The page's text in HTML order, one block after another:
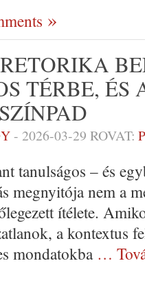
TÉRBE, ÉS
- 2026-03-29 ROVAT:
tanulságos – és
megnyitója nem a
ítélete.
a kontextus
mondatokba …